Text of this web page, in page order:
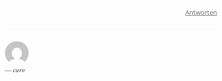
Antworten
caro